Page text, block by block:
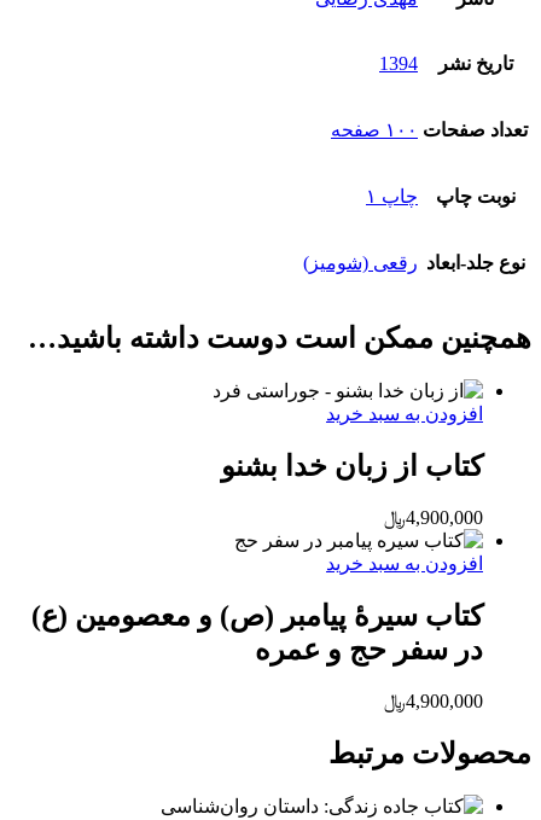
تاریخ نشر 1394
تعداد صفحات ۱۰۰ صفحه
نوبت چاپ چاپ ۱
نوع جلد-ابعاد رقعی (شومیز)
همچنین ممکن است دوست داشته باشید…
افزودن به سبد خرید
کتاب از زبان خدا بشنو
4,900,000﷼
افزودن به سبد خرید
کتاب سیرۀ پیامبر (ص) و معصومین (ع)
در سفر حج و عمره
4,900,000﷼
محصولات مرتبط